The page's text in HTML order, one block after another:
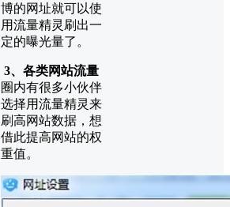
博的网址就可以使
用流量精灵刷出一
定的曝光量了。
3、各类网站流量
圈内有很多小伙伴
选择用流量精灵来
刷高网站数据，想
借此提高网站的权
重值。